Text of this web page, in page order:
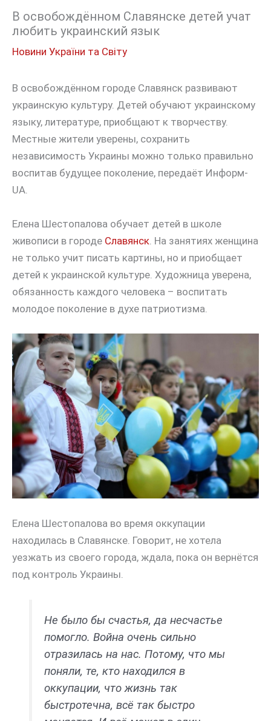
В освобождённом Славянске детей учат
любить украинский язык
Новини України та Світу
В освобождённом городе Славянск развивают
украинскую культуру. Детей обучают украинскому
языку, литературе, приобщают к творчеству.
Местные жители уверены, сохранить
независимость Украины можно только правильно
воспитав будущее поколение, передаёт Информ-
UA.
Елена Шестопалова обучает детей в школе
живописи в городе Славянск . На занятиях женщина
не только учит писать картины, но и приобщает
детей к украинской культуре. Художница уверена,
обязанность каждого человека – воспитать
молодое поколение в духе патриотизма.
Елена Шестопалова во время оккупации
находилась в Славянске. Говорит, не хотела
уезжать из своего города, ждала, пока он вернётся
под контроль Украины.
Не было бы счастья, да несчастье
помогло. Война очень сильно
отразилась на нас. Потому, что мы
поняли, те, кто находился в
оккупации, что жизнь так
быстротечна, всё так быстро